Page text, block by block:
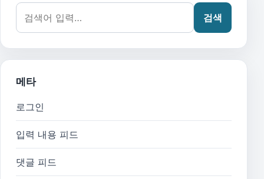
검색어:
검색
메타
로그인
입력 내용 피드
댓글 피드